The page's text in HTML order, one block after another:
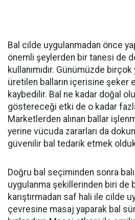
Bal cilde uygulanmadan önce
önemli şeylerden bir tanesi de
kullanımıdır. Günümüzde
üretilen balların içerisine şeker
kaybedilir. Bal ne kadar doğal
göstereceği etki de o kadar
Marketlerden alınan ballar
yerine vücuda zararları da
güvenilir bal tedarik etmek
Doğru bal seçiminden sonra
uygulanma şekillerinden biri de
karıştırmadan saf hali ile cilde
çevresine masaj yaparak bal